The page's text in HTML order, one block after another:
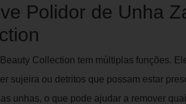
Polidor de Unha
Collection tem múltiplas funções.
sujeira ou detritos que possam estar
unhas, o que pode ajudar a remover